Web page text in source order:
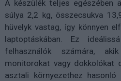
A készülék teljes egészében
súlya 2,2 kg, összecsukva
hüvelyk vastag, így könnyen
laptoptáskában. Ez
felhasználók számára,
monitorokat vagy dokkolókat
asztali környezethez